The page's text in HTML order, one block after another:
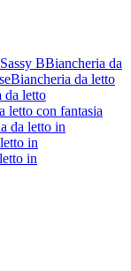
Sassy BBiancheria da
Biancheria da letto
da letto
letto con fantasia
da letto in
in
in